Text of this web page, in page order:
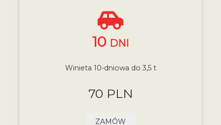
10 DNI
Winieta 10-dniowa do 3,5 t
70 PLN
ZAMÓW